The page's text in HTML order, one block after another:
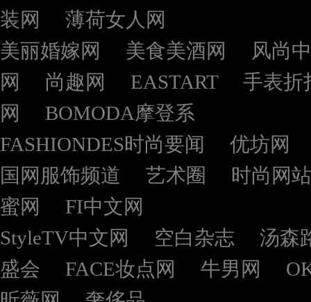
装网
薄荷女人网
美丽婚嫁网
美食美酒网
风尚
网
尚趣网 EASTART
手表折
网
BOMODA摩登系
FASHIONDES时尚要闻
优坊网
国网服饰频道
艺术圈
时尚网站
蜜网
FI中文网
StyleTV中文网
空白杂志
汤森
盛会
FACE妆点网 牛男网